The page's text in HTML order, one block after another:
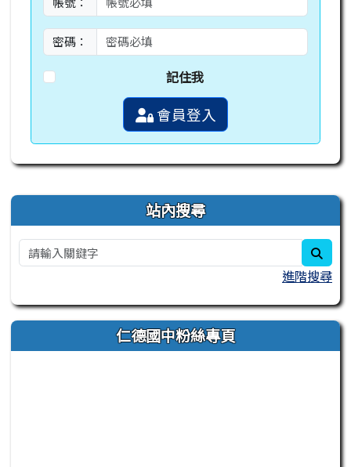
密碼：
記住我
會員登入
右邊區域內容 站內搜尋
進階搜尋
仁德國中粉絲專頁